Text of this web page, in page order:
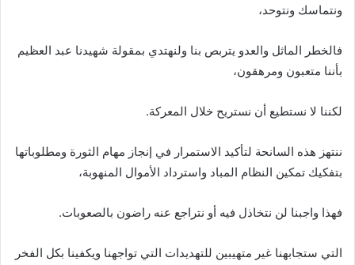
ونتماسك ونتوحد،
فالخطر الماثل والعدو يتربص بنا ولنهتدي بمقولة شهيدنا عبد العظيم
بأننا متعبون ومرهقون،
لكننا لا نستطيع أن نستريح خلال المعركة.
ننتهز هذه السانحة لتأكيد الاستمرار في إنجاز مهام الثورة ومطلوباتها
بتفكيك تمكين النظام المباد واسترداد الأموال المنهوبة،
فهذا واجبنا لن نتخاذل فيه أو نتراجع عنه راضون بالصعوبات.
التي ستجابهنا غير متهيبين للتهديدات التي تواجهنا ويكفينا بكل الفخر